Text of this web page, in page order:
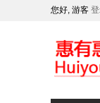
您好, 游客